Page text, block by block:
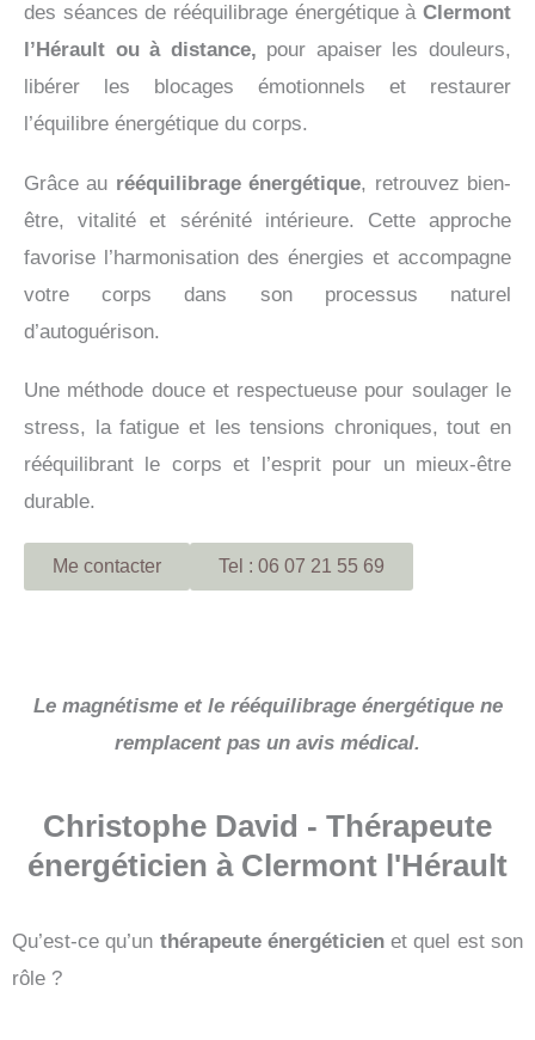
des séances de rééquilibrage énergétiqueàClermont
l’Hérault ou à distance, pour apaiser les douleurs,
libérer les blocages émotionnels et restaurer
l’équilibre énergétique du corps.
Grâce au rééquilibrage énergétique, retrouvez bien-
être, vitalité et sérénité intérieure. Cette approche
favorise l’harmonisation des énergies et accompagne
votre corps dans son processus naturel
d’autoguérison.
Une méthode douce et respectueuse pour soulager le
stress, la fatigue et les tensions chroniques, tout en
rééquilibrant le corps et l’esprit pour un mieux-être
durable.
Me contacter Tel : 06 07 21 55 69
Le magnétisme et le rééquilibrage énergétique ne
remplacent pas un avis médical.
Christophe David - Thérapeute
énergéticien à Clermont l'Hérault
Qu’est-ce qu’un thérapeute énergéticienet quel est son
rôle ?